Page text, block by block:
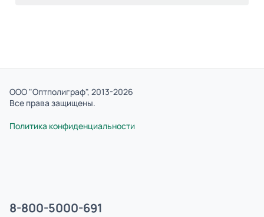
ООО "Оптполиграф", 2013-2026
Все права защищены.
Политика конфиденциальности
8-800-5000-691